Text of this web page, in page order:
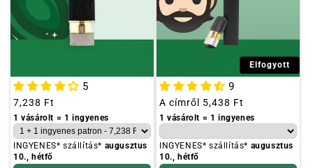
5
Szokásos
ár
7,238 Ft
1 vásárolt = 1 ingyenes
INGYENES* szállítás* augusztus
10., hétfő
Elfogyott
9
Szokásos
ár
A címről 5,438 Ft
1 vásárolt = 1 ingyenes
INGYENES* szállítás* augusztus
10., hétfő